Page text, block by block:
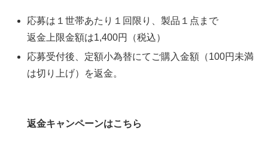
応募は１世帯あたり１回限り、製品１点まで
返金上限金額は1,400円（税込）
応募受付後、定額小為替にてご購入金額（100円未満
は切り上げ）を返金。
返金キャンペーンはこちら